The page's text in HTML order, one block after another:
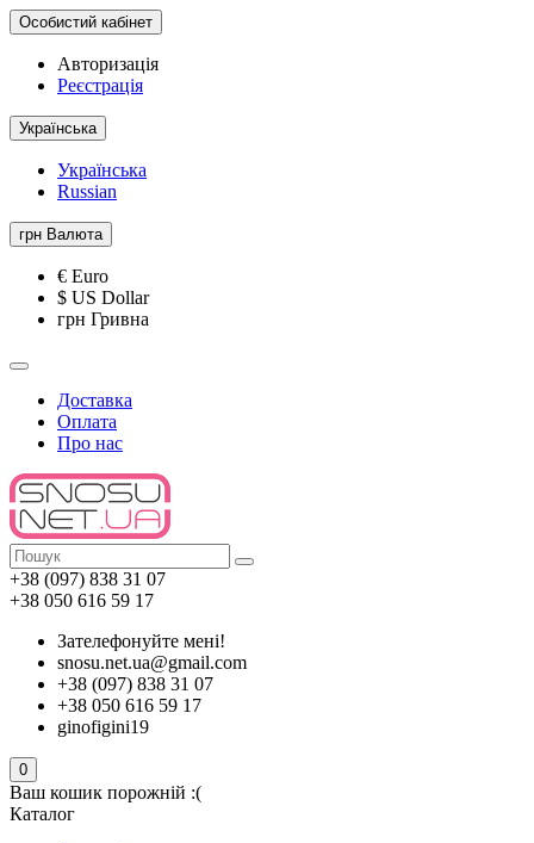
Особистий кабінет
Авторизація
Реєстрація
Українська
Українська
Russian
грн Валюта
€ Euro
$ US Dollar
грн Гривна
Доставка
Оплата
Про нас
+38 (097) 838 31 07
+38 050 616 59 17
Зателефонуйте мені!
snosu.net.ua@gmail.com
+38 (097) 838 31 07
+38 050 616 59 17
ginofigini19
0
Ваш кошик порожній :(
Каталог